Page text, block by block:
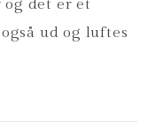
og det er et
ud og luftes